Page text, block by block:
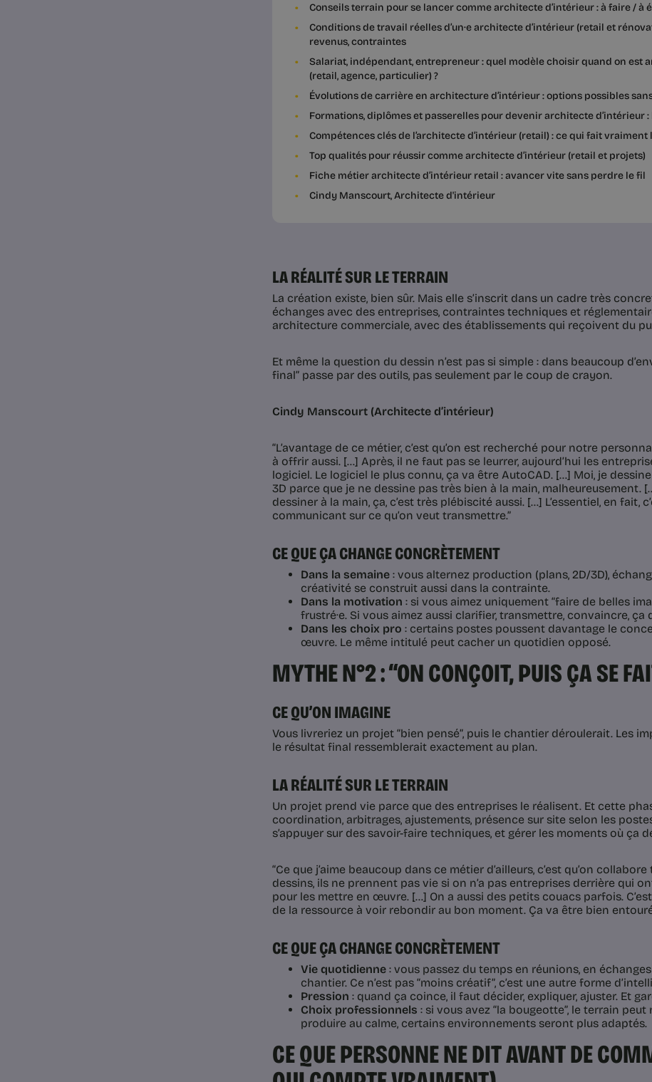
Conseils terrain pour se lancer comme architecte d’intérieur : à faire / à
Conditions de travail réelles d’un·e architecte d’intérieur (retail et
revenus, contraintes
Salariat, indépendant, entrepreneur : quel modèle choisir quand on est
(retail, agence, particulier) ?
Évolutions de carrière en architecture d’intérieur : options possibles
Formations, diplômes et passerelles pour devenir architecte d’intérieur
Compétences clés de l’architecte d’intérieur (retail) : ce qui fait
Top qualités pour réussir comme architecte d’intérieur (retail et projets)
Fiche métier architecte d’intérieur retail : avancer vite sans perdre le fil
Cindy Manscourt, Architecte d'intérieur
LA RÉALITÉ SUR LE TERRAIN
La création existe, bien sûr. Mais elle s’inscrit dans un cadre très
échanges avec des entreprises, contraintes techniques et
architecture commerciale, avec des établissements qui reçoivent du
Et même la question du dessin n’est pas si simple : dans beaucoup
final” passe par des outils, pas seulement par le coup de crayon.
Cindy Manscourt (Architecte d’intérieur)
“L’avantage de ce métier, c’est qu’on est recherché pour notre
à offrir aussi. […] Après, il ne faut pas se leurrer, aujourd’hui les
logiciel. Le logiciel le plus connu, ça va être AutoCAD. […] Moi, je
3D parce que je ne dessine pas très bien à la main, malheureusement.
dessiner à la main, ça, c’est très plébiscité aussi. […] L’essentiel, en fait,
communicant sur ce qu’on veut transmettre.”
CE QUE ÇA CHANGE CONCRÈTEMENT
Dans la semaine : vous alternez production (plans, 2D/3D),
créativité se construit aussi dans la contrainte.
Dans la motivation : si vous aimez uniquement “faire de belles
frustré·e. Si vous aimez aussi clarifier, transmettre, convaincre,
Dans les choix pro : certains postes poussent davantage le
œuvre. Le même intitulé peut cacher un quotidien opposé.
MYTHE N°2 : “ON CONÇOIT, PUIS ÇA SE
CE QU’ON IMAGINE
Vous livreriez un projet “bien pensé”, puis le chantier déroulerait. Les
le résultat final ressemblerait exactement au plan.
LA RÉALITÉ SUR LE TERRAIN
Un projet prend vie parce que des entreprises le réalisent. Et cette
coordination, arbitrages, ajustements, présence sur site selon les
s’appuyer sur des savoir-faire techniques, et gérer les moments où ça
“Ce que j’aime beaucoup dans ce métier d’ailleurs, c’est qu’on
dessins, ils ne prennent pas vie si on n’a pas entreprises derrière qui
pour les mettre en œuvre. […] On a aussi des petits couacs parfois.
de la ressource à voir rebondir au bon moment. Ça va être bien
CE QUE ÇA CHANGE CONCRÈTEMENT
Vie quotidienne : vous passez du temps en réunions, en
chantier. Ce n’est pas “moins créatif”, c’est une autre forme
Pression : quand ça coince, il faut décider, expliquer, ajuster. Et
Choix professionnels : si vous avez “la bougeotte”, le terrain
produire au calme, certains environnements seront plus adaptés.
CE QUE PERSONNE NE DIT AVANT DE